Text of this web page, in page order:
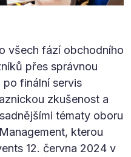
všech fází obchodního
přes správnou
finální servis
zkušenost a
tématy oboru
kterou
12. června 2024 v